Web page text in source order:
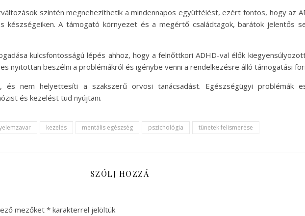
szintén megnehezíthetik a mindennapos együttélést, ezért fontos, hogy az
készségeiken. A támogató környezet és a megértő családtagok, barátok jelentős
kulcsfontosságú lépés ahhoz, hogy a felnőttkori ADHD-val élők
nyitottan beszélni a problémákról és igénybe venni a rendelkezésre álló támogatási
nem helyettesíti a szakszerű orvosi tanácsadást. Egészségügyi problémák
és kezelést tud nyújtani.
kezelés mentális egészség pszichológia tünetek felismerése
SZÓLJ HOZZÁ
mezőket * karakterrel jelöltük